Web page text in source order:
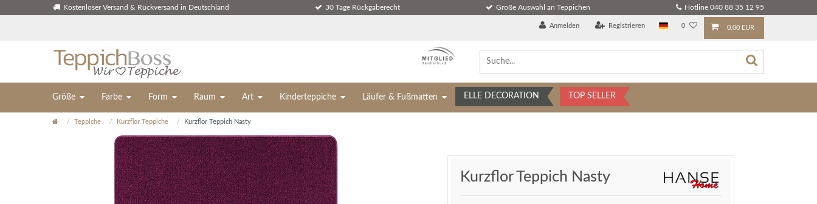
Kostenloser Versand & Rückversand in Deutschland 30 Tage Rückgaberecht Große Auswahl an Teppichen Hotline 040 88 35 12 95
Anmelden Registrieren 0 0,00 EUR
Größe Farbe Form Raum Art Kinderteppiche Läufer & Fußmatten ELLE DECORATION TOP SELLER
Teppiche Kurzflor Teppiche Kurzflor Teppich Nasty
Kurzflor Teppich Nasty